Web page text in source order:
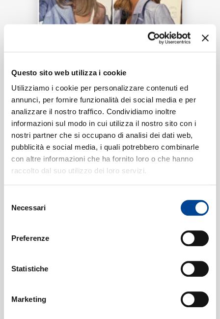
Questo sito web utilizza i cookie
Utilizziamo i cookie per personalizzare contenuti ed
annunci, per fornire funzionalità dei social media e per
analizzare il nostro traffico. Condividiamo inoltre
informazioni sul modo in cui utilizza il nostro sito con i
nostri partner che si occupano di analisi dei dati web,
pubblicità e social media, i quali potrebbero combinarle
con altre informazioni che ha fornito loro o che hanno
raccolto dal suo utilizzo dei loro servizi.
delNecessari
Preferenze
Statistiche
Marketing
1 Tasche
03:18
Mara Sattei
Formati disponibili:
UPC:00602455755247
Etichetta:Island Records
RICERCA
CHI SIAMO
CONTATTI
NEWSLETTER